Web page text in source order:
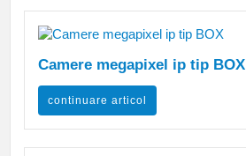
Camere megapixel ip tip BOX
continuare articol